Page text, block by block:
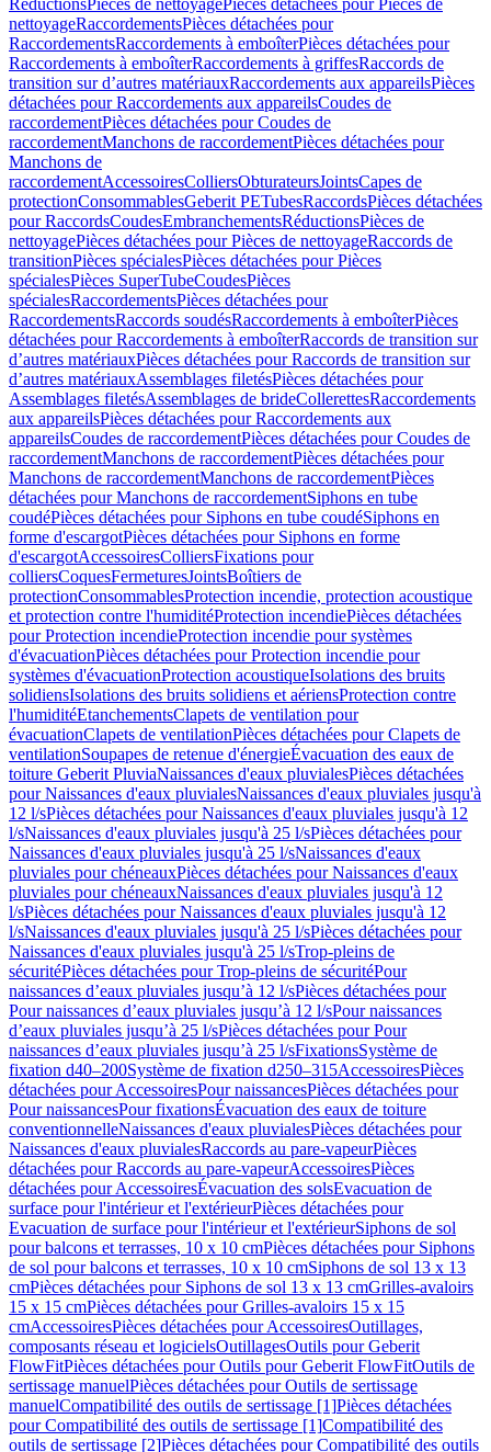
RéductionsPièces de nettoyagePièces détachées pour Pièces de
nettoyageRaccordementsPièces détachées pour
RaccordementsRaccordements à emboîterPièces détachées pour
Raccordements à emboîterRaccordements à griffesRaccords de
transition sur d’autres matériauxRaccordements aux appareilsPièces
détachées pour Raccordements aux appareilsCoudes de
raccordementPièces détachées pour Coudes de
raccordementManchons de raccordementPièces détachées pour
Manchons de
raccordementAccessoiresColliersObturateursJointsCapes de
protectionConsommablesGeberit PETubesRaccordsPièces détachées
pour RaccordsCoudesEmbranchementsRéductionsPièces de
nettoyagePièces détachées pour Pièces de nettoyageRaccords de
transitionPièces spécialesPièces détachées pour Pièces
spécialesPièces SuperTubeCoudesPièces
spécialesRaccordementsPièces détachées pour
RaccordementsRaccords soudésRaccordements à emboîterPièces
détachées pour Raccordements à emboîterRaccords de transition sur
d’autres matériauxPièces détachées pour Raccords de transition sur
d’autres matériauxAssemblages filetésPièces détachées pour
Assemblages filetésAssemblages de brideCollerettesRaccordements
aux appareilsPièces détachées pour Raccordements aux
appareilsCoudes de raccordementPièces détachées pour Coudes de
raccordementManchons de raccordementPièces détachées pour
Manchons de raccordementManchons de raccordementPièces
détachées pour Manchons de raccordementSiphons en tube
coudéPièces détachées pour Siphons en tube coudéSiphons en
forme d'escargotPièces détachées pour Siphons en forme
d'escargotAccessoiresColliersFixations pour
colliersCoquesFermeturesJointsBoîtiers de
protectionConsommablesProtection incendie, protection acoustique
et protection contre l'humiditéProtection incendiePièces détachées
pour Protection incendieProtection incendie pour systèmes
d'évacuationPièces détachées pour Protection incendie pour
systèmes d'évacuationProtection acoustiqueIsolations des bruits
solidiensIsolations des bruits solidiens et aériensProtection contre
l'humiditéEtanchementsClapets de ventilation pour
évacuationClapets de ventilationPièces détachées pour Clapets de
ventilationSoupapes de retenue d'énergieÉvacuation des eaux de
toiture Geberit PluviaNaissances d'eaux pluvialesPièces détachées
pour Naissances d'eaux pluvialesNaissances d'eaux pluviales jusqu'à
12 l/sPièces détachées pour Naissances d'eaux pluviales jusqu'à 12
l/sNaissances d'eaux pluviales jusqu'à 25 l/sPièces détachées pour
Naissances d'eaux pluviales jusqu'à 25 l/sNaissances d'eaux
pluviales pour chéneauxPièces détachées pour Naissances d'eaux
pluviales pour chéneauxNaissances d'eaux pluviales jusqu'à 12
l/sPièces détachées pour Naissances d'eaux pluviales jusqu'à 12
l/sNaissances d'eaux pluviales jusqu'à 25 l/sPièces détachées pour
Naissances d'eaux pluviales jusqu'à 25 l/sTrop-pleins de
sécuritéPièces détachées pour Trop-pleins de sécuritéPour
naissances d’eaux pluviales jusqu’à 12 l/sPièces détachées pour
Pour naissances d’eaux pluviales jusqu’à 12 l/sPour naissances
d’eaux pluviales jusqu’à 25 l/sPièces détachées pour Pour
naissances d’eaux pluviales jusqu’à 25 l/sFixationsSystème de
fixation d40–200Système de fixation d250–315AccessoiresPièces
détachées pour AccessoiresPour naissancesPièces détachées pour
Pour naissancesPour fixationsÉvacuation des eaux de toiture
conventionnelleNaissances d'eaux pluvialesPièces détachées pour
Naissances d'eaux pluvialesRaccords au pare-vapeurPièces
détachées pour Raccords au pare-vapeurAccessoiresPièces
détachées pour AccessoiresÉvacuation des solsEvacuation de
surface pour l'intérieur et l'extérieurPièces détachées pour
Evacuation de surface pour l'intérieur et l'extérieurSiphons de sol
pour balcons et terrasses, 10 x 10 cmPièces détachées pour Siphons
de sol pour balcons et terrasses, 10 x 10 cmSiphons de sol 13 x 13
cmPièces détachées pour Siphons de sol 13 x 13 cmGrilles-avaloirs
15 x 15 cmPièces détachées pour Grilles-avaloirs 15 x 15
cmAccessoiresPièces détachées pour AccessoiresOutillages,
composants réseau et logicielsOutillagesOutils pour Geberit
FlowFitPièces détachées pour Outils pour Geberit FlowFitOutils de
sertissage manuelPièces détachées pour Outils de sertissage
manuelCompatibilité des outils de sertissage [1]Pièces détachées
pour Compatibilité des outils de sertissage [1]Compatibilité des
outils de sertissage [2]Pièces détachées pour Compatibilité des outils